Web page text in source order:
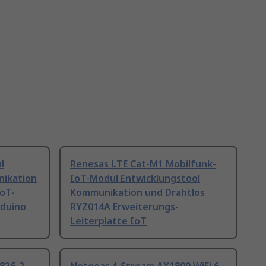
Renesas LTE Cat-M1 Mobilfunk-
IoT-Modul Entwicklungstool
Kommunikation und Drahtlos
RYZ014A Erweiterungs-
Leiterplatte IoT